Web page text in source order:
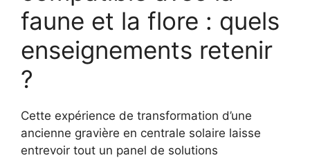
faune et la flore : quels
enseignements retenir
?
Cette expérience de transformation d’une
ancienne gravière en centrale solaire laisse
entrevoir tout un panel de solutions